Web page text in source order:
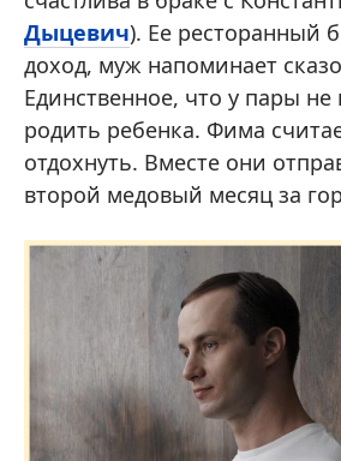
Дыцевич). Ее ресторанный
доход, муж напоминает
Единственное, что у пары не
родить ребенка. Фима
отдохнуть. Вместе они
второй медовый месяц за